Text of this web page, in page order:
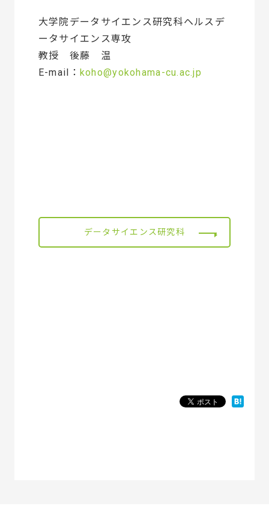
大学院データサイエンス研究科ヘルスデ
ータサイエンス専攻
教授 後藤 温
E-mail： koho@yokohama-cu.ac.jp
データサイエンス研究科